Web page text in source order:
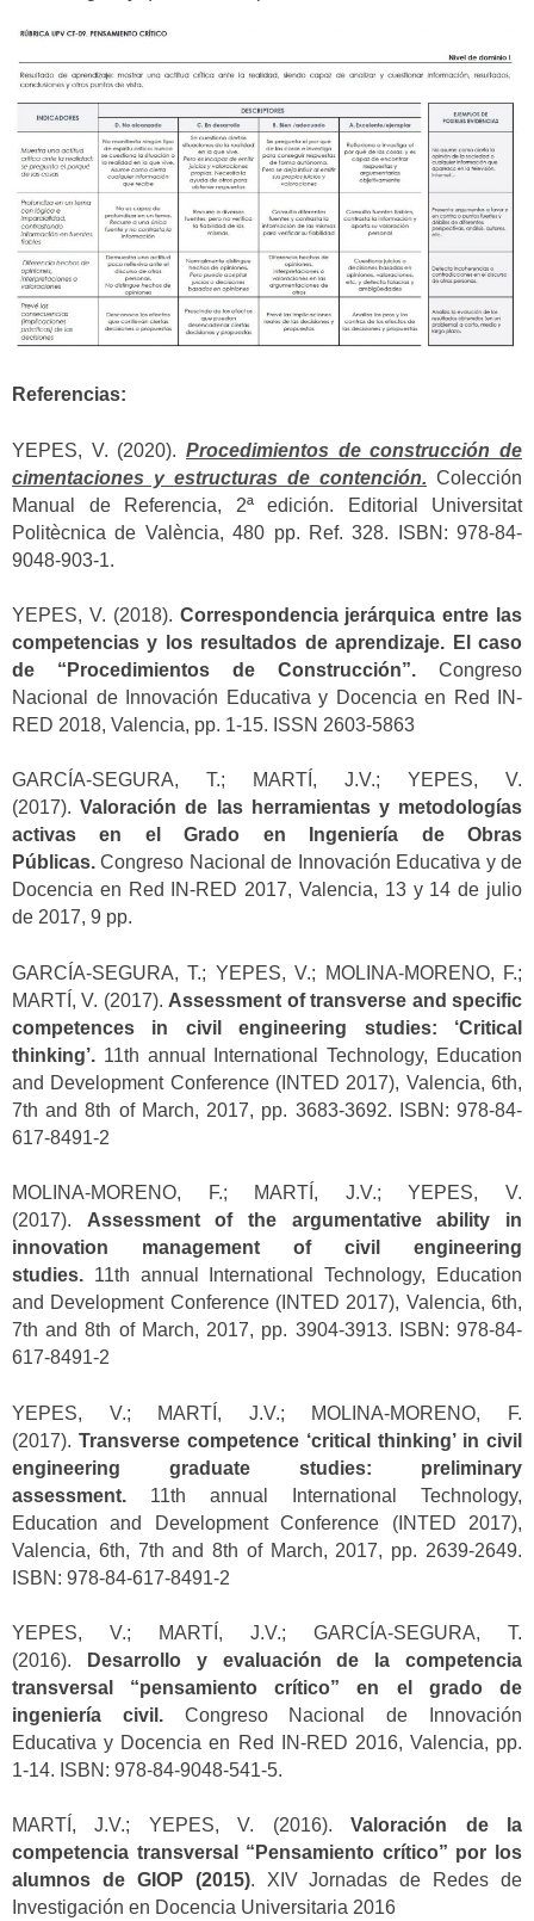
Referencias:
YEPES, V. (2020). Procedimientos de construcción de
cimentaciones y estructuras de contención. Colección
Manual de Referencia, 2ª edición. Editorial Universitat
Politècnica de València, 480 pp. Ref. 328. ISBN: 978-84-
9048-903-1.
YEPES, V. (2018). Correspondencia jerárquica entre las
competencias y los resultados de aprendizaje. El caso
de “Procedimientos de Construcción”. Congreso
Nacional de Innovación Educativa y Docencia en Red IN-
RED 2018, Valencia, pp. 1-15. ISSN 2603-5863
GARCÍA-SEGURA, T.; MARTÍ, J.V.; YEPES, V.
(2017).Valoración de las herramientas y metodologías
activas en el Grado en Ingeniería de Obras
Públicas. Congreso Nacional de Innovación Educativa y de
Docencia en Red IN-RED 2017, Valencia, 13 y 14 de julio
de 2017, 9 pp.
GARCÍA-SEGURA, T.; YEPES, V.; MOLINA-MORENO, F.;
MARTÍ, V. (2017). Assessment of transverse and specific
competences in civil engineering studies: ‘Critical
thinking’. 11th annual International Technology, Education
and Development Conference (INTED 2017), Valencia, 6th,
7th and 8th of March, 2017, pp. 3683-3692. ISBN: 978-84-
617-8491-2
MOLINA-MORENO, F.; MARTÍ, J.V.; YEPES, V.
(2017). Assessment of the argumentative ability in
innovation management of civil engineering
studies. 11th annual International Technology, Education
and Development Conference (INTED 2017), Valencia, 6th,
7th and 8th of March, 2017, pp. 3904-3913. ISBN: 978-84-
617-8491-2
YEPES, V.; MARTÍ, J.V.; MOLINA-MORENO, F.
(2017). Transverse competence ‘critical thinking’ in civil
engineering graduate studies: preliminary
assessment. 11th annual International Technology,
Education and Development Conference (INTED 2017),
Valencia, 6th, 7th and 8th of March, 2017, pp. 2639-2649.
ISBN: 978-84-617-8491-2
YEPES, V.; MARTÍ, J.V.; GARCÍA-SEGURA, T.
(2016).
Desarrollo y evaluación de la competencia
transversal “pensamiento crítico” en el grado de
ingeniería civil.Congreso Nacional de Innovación
Educativa y Docencia en Red IN-RED 2016, Valencia, pp.
1-14. ISBN: 978-84-9048-541-5.
MARTÍ, J.V.; YEPES, V. (2016).Valoración de la
competencia transversal “Pensamiento crítico” por los
alumnos de GIOP (2015). XIV Jornadas de Redes de
Investigación en Docencia Universitaria 2016